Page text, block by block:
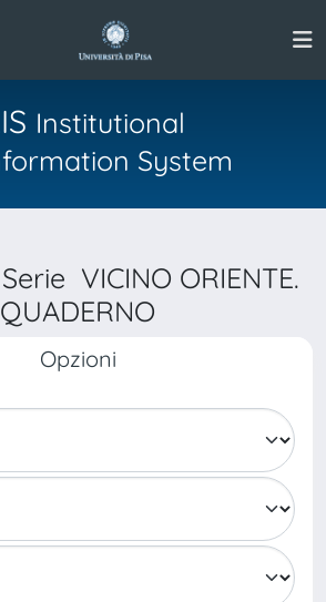
Institutional
System
VICINO ORIENTE.
QUADERNO
Opzioni